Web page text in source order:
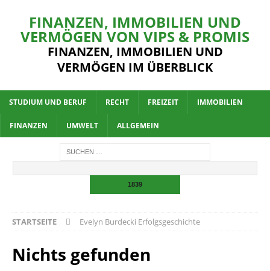
FINANZEN, IMMOBILIEN UND
VERMÖGEN VON VIPS & PROMIS
FINANZEN, IMMOBILIEN UND
VERMÖGEN IM ÜBERBLICK
STUDIUM UND BERUF RECHT FREIZEIT IMMOBILIEN
FINANZEN UMWELT ALLGEMEIN
STARTSEITE Evelyn Burdecki Erfolgsgeschichte
Nichts gefunden